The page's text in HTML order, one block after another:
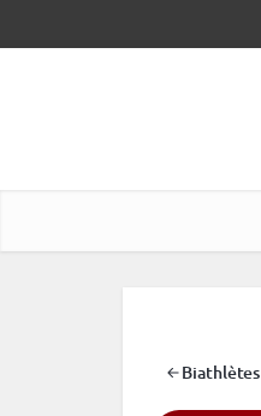
Biathlètes